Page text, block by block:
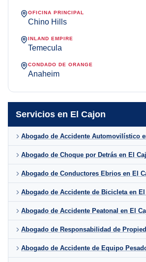
Servicios en El Cajon
Abogado de Accidente Automovilístico
Abogado de Choque por Detrás en El
Abogado de Conductores Ebrios en El
Abogado de Accidente de Bicicleta en
Abogado de Accidente Peatonal en El
Abogado de Responsabilidad de
Abogado de Accidente de Equipo
OFICINA PRINCIPAL
Chino Hills
INLAND EMPIRE
Temecula
CONDADO DE ORANGE
Anaheim